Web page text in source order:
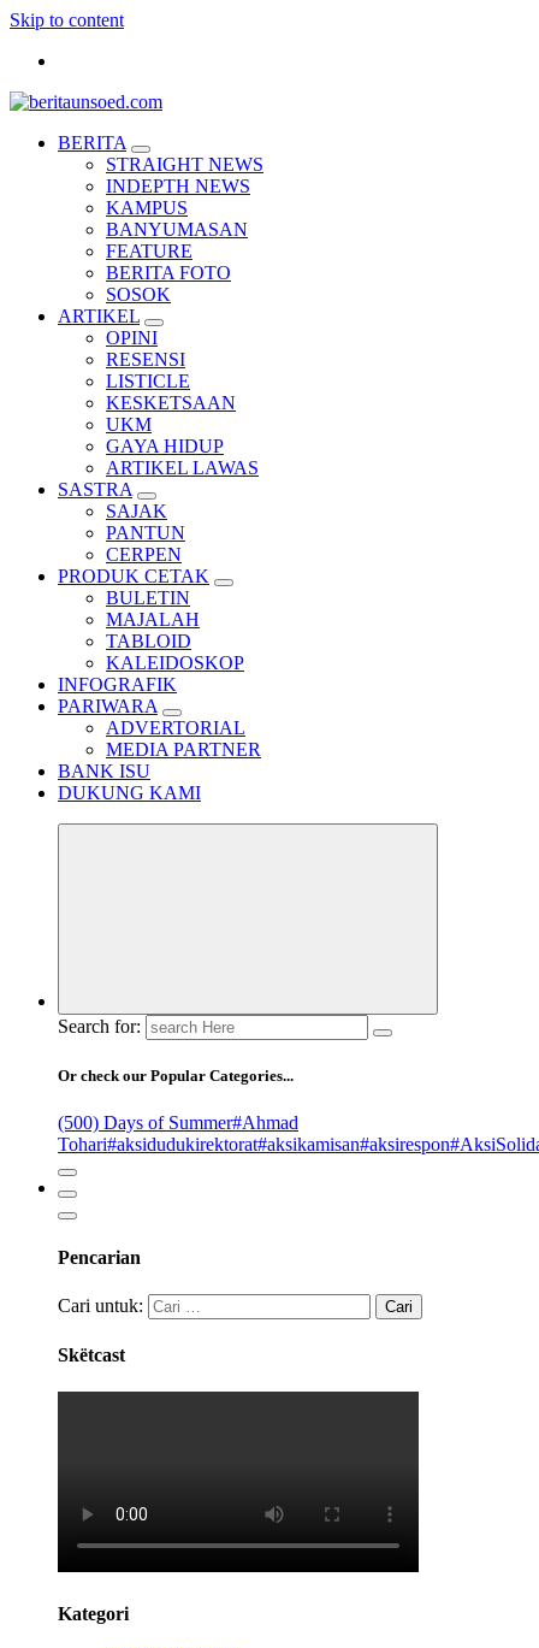
Skip to content
Pemandu Wawasan Almamater
BERITA
STRAIGHT NEWS
INDEPTH NEWS
KAMPUS
BANYUMASAN
FEATURE
BERITA FOTO
SOSOK
ARTIKEL
OPINI
RESENSI
LISTICLE
KESKETSAAN
UKM
GAYA HIDUP
ARTIKEL LAWAS
SASTRA
SAJAK
PANTUN
CERPEN
PRODUK CETAK
BULETIN
MAJALAH
TABLOID
KALEIDOSKOP
INFOGRAFIK
PARIWARA
ADVERTORIAL
MEDIA PARTNER
BANK ISU
DUKUNG KAMI
Search for:
Or check our Popular Categories...
(500) Days of Summer#Ahmad
Tohari#aksidudukirektorat#aksikamisan#aksirespon
Pencarian
Cari untuk:
Skëtcast
Kategori